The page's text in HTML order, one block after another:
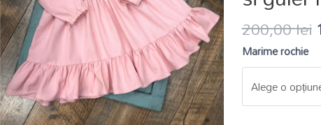
200,00lei
Marime rochie